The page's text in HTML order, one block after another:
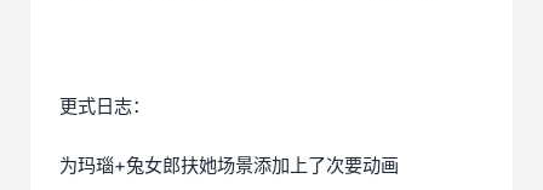
更式日志：
为玛瑙+兔女郎扶她场景添加上了次要动画